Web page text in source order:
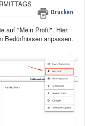
Drucken
auf "Mein Profil". Hier
Bedürfnissen anpassen.